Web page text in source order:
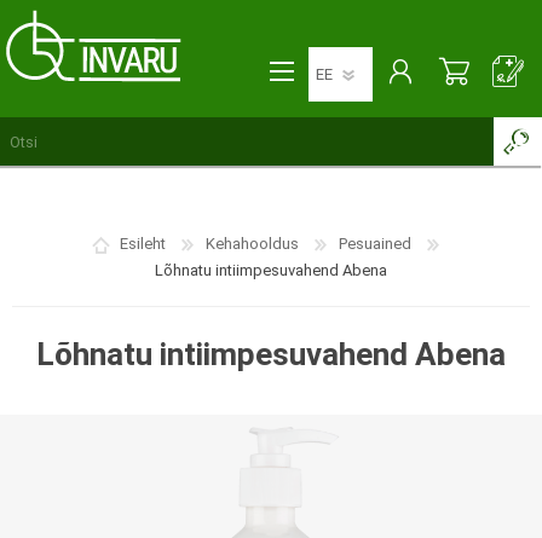
Esileht Kehahooldus
Pesuained
Lõhnatu intiimpesuvahend Abena
Lõhnatu intiimpesuvahend Abena